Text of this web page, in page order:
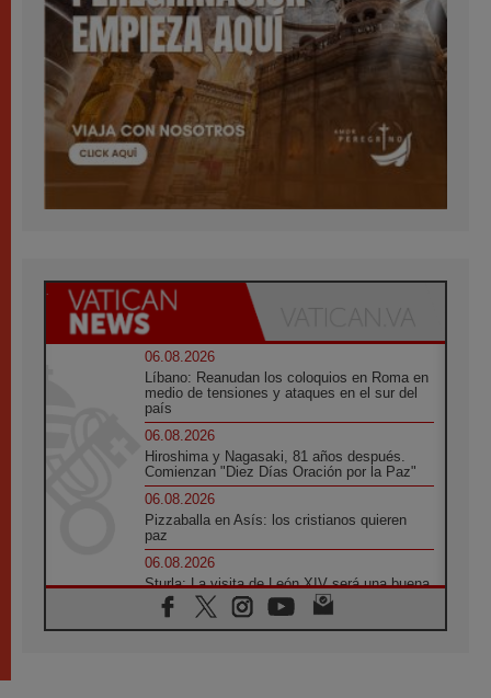
06.08.2026
Líbano: Reanudan los coloquios en Roma en
medio de tensiones y ataques en el sur del
país
06.08.2026
Hiroshima y Nagasaki, 81 años después.
Comienzan "Diez Días Oración por la Paz"
06.08.2026
Pizzaballa en Asís: los cristianos quieren
paz
06.08.2026
Sturla: La visita de León XIV será una buena
noticia para todo el Uruguay
06.08.2026